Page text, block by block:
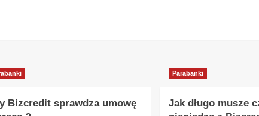
Bizcredit sprawdza umowę
Parabanki
Jak długo musze